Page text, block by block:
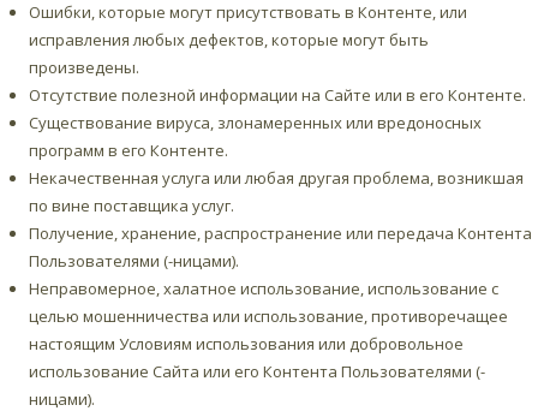
Ошибки, которые могут присутствовать в Контенте, или
исправления любых дефектов, которые могут быть
произведены.
Отсутствие полезной информации на Сайте или в его Контенте.
Существование вируса, злонамеренных или вредоносных
программ в его Контенте.
Некачественная услуга или любая другая проблема, возникшая
по вине поставщика услуг.
Получение, хранение, распространение или передача Контента
Пользователями (-ницами).
Неправомерное, халатное использование, использование с
целью мошенничества или использование, противоречащее
настоящим Условиям использования или добровольное
использование Сайта или его Контента Пользователями (-
ницами).